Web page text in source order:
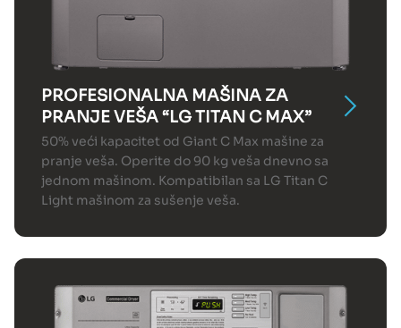
PROFESIONALNA MAŠINA ZA
PRANJE VEŠA “LG TITAN C MAX”
50% veći kapacitet od Giant C Max mašine za
pranje veša. Operite do 90 kg veša dnevno sa
jednom mašinom. Kompatibilan sa LG Titan C
Light mašinom za sušenje veša.